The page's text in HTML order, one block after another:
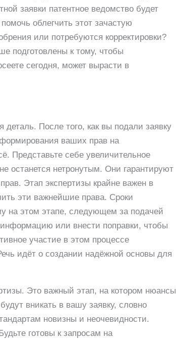
заявки патентное ведомство будет
облегчить этот зачастую
или потребуются корректировки?
подготовлены к тому, чтобы
сегодня, может вырасти в
После того, как вы подали заявку
ваших прав на
Представьте себе увеличительное
останется нетронутым. Они гарантируют
Этап экспертизы крайне важен в
эти важнейшие права. Сроки
на этом этапе, следующем за подачей
или внести поправки, чтобы
участие в этом процессе
идёт о создании надёжной основы для
Это важный этап, на котором нюансы
вникать в вашу заявку, словно
новизны и неочевидности.
готовы к запросам на